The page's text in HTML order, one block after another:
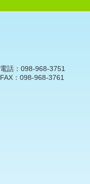
電話：098-968-3751
FAX：098-968-3761